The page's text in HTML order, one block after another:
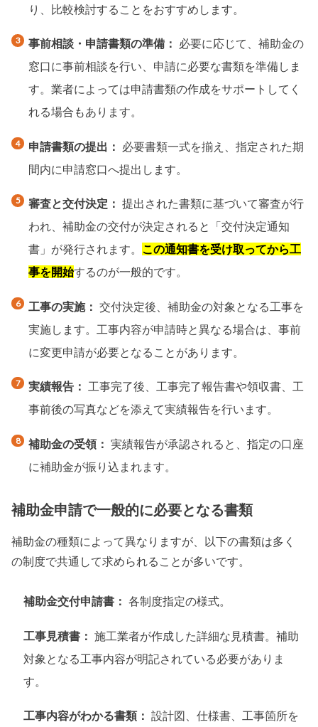
り、比較検討することをおすすめします。
事前相談・申請書類の準備：
必要に応じて、補助金の
窓口に事前相談を行い、申請に必要な書類を準備しま
す。業者によっては申請書類の作成をサポートしてく
れる場合もあります。
申請書類の提出：
必要書類一式を揃え、指定された期
間内に申請窓口へ提出します。
審査と交付決定： 提出された書類に基づいて審査が行
われ、補助金の交付が決定されると「交付決定通知
書」が発行されます。 この通知書を受け取ってから工
事を開始するのが一般的です。
工事の実施： 交付決定後、補助金の対象となる工事を
実施します。工事内容が申請時と異なる場合は、事前
に変更申請が必要となることがあります。
実績報告：
工事完了後、工事完了報告書や領収書、工
事前後の写真などを添えて実績報告を行います。
補助金の受領： 実績報告が承認されると、指定の口座
に補助金が振り込まれます。
補助金申請で一般的に必要となる書類
補助金の種類によって異なりますが、以下の書類は多く
の制度で共通して求められることが多いです。
補助金交付申請書： 各制度指定の様式。
工事見積書： 施工業者が作成した詳細な見積書。補助
対象となる工事内容が明記されている必要がありま
す。
工事内容がわかる書類： 設計図、仕様書、工事箇所を